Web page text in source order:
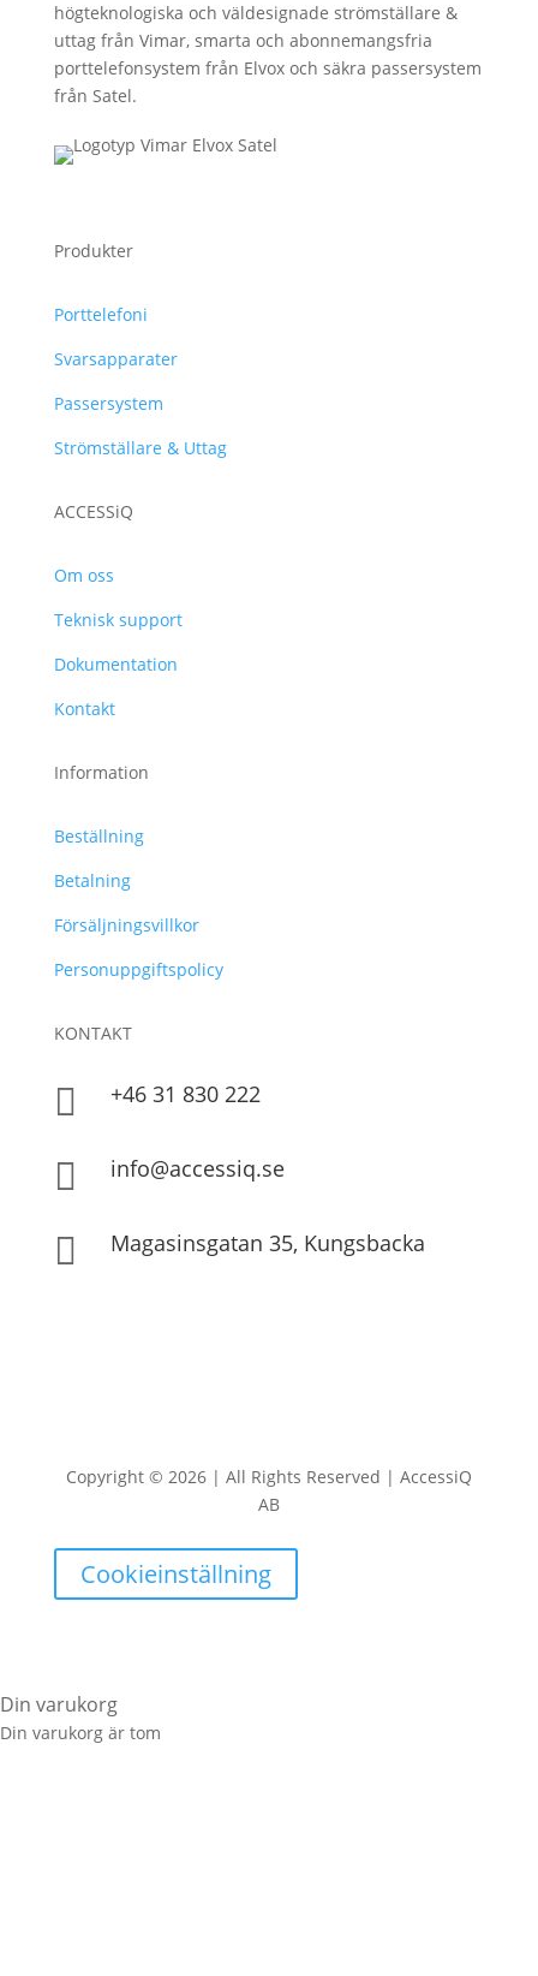
högteknologiska och väldesignade strömställare &
uttag från Vimar, smarta och abonnemangsfria
porttelefonsystem från Elvox och säkra passersystem
från Satel.
Produkter
Porttelefoni
Svarsapparater
Passersystem
Strömställare & Uttag
ACCESSiQ
Om oss
Teknisk support
Dokumentation
Kontakt
Information
Beställning
Betalning
Försäljningsvillkor
Personuppgiftspolicy
KONTAKT
 +46 31 830 222
 info@accessiq.se
 Magasinsgatan 35, Kungsbacka
Copyright © 2026 | All Rights Reserved | AccessiQ
AB
Cookieinställning
Din varukorg
Din varukorg är tom